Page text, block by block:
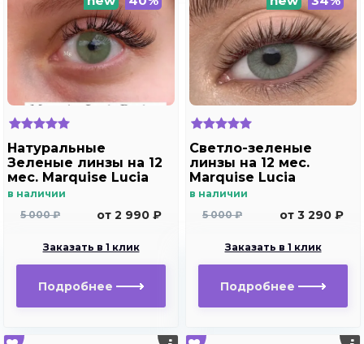
Натуральные
Зеленые линзы на 12
мес. Marquise Lucia
Buzios
в наличии
5 000 ₽
от 2 990 ₽
Заказать в 1 клик
Подробнее
Светло-зеленые
линзы на 12 мес.
Marquise Lucia
Copacabana
в наличии
5 000 ₽
от 3 290 ₽
Заказать в 1 клик
Подробнее